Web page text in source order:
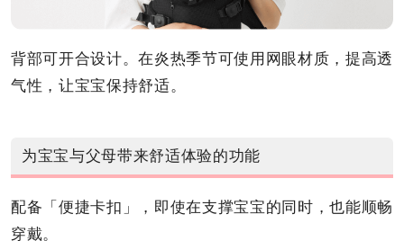
背部可开合设计。在炎热季节可使用网眼材质，提高透
气性，让宝宝保持舒适。
为宝宝与父母带来舒适体验的功能
配备「便捷卡扣」，即使在支撑宝宝的同时，也能顺畅
穿戴。